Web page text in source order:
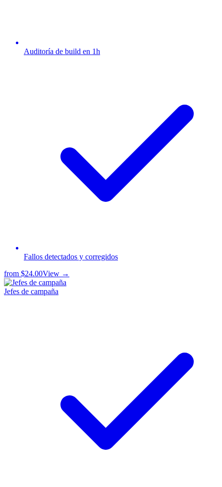
Auditoría de build en 1h
Fallos detectados y corregidos
from $24.00View →
Jefes de campaña